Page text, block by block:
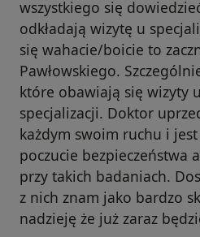
wszystkiego się
odkładają wizytę u
się wahacie/boicie to
Pawłowskiego.
które obawiają się wizyty
specjalizacji. Doktor
każdym swoim ruchu i
poczucie bezpieczeństwa
przy takich badaniach.
z nich znam jako bardzo
nadzieję że już zaraz